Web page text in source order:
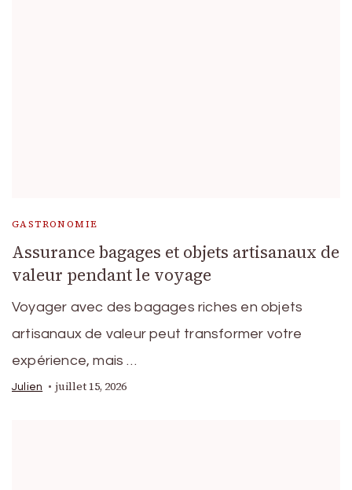
GASTRONOMIE
Assurance bagages et objets artisanaux de
valeur pendant le voyage
Voyager avec des bagages riches en objets
artisanaux de valeur peut transformer votre
expérience, mais …
Julien juillet 15, 2026